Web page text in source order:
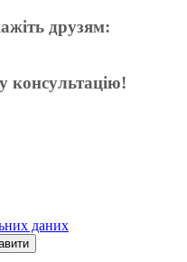
друзям:
консультацію!
даних